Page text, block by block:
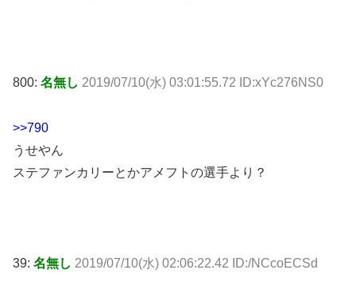
800: 名無し 2019/07/10(水) 03:01:55.72 ID:xYc276NS0
>>790
うせやん
ステファンカリーとかアメフトの選手より？
39: 名無し 2019/07/10(水) 02:06:22.42 ID:/NCcoECSd